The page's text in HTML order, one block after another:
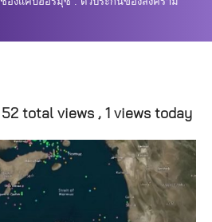
52 total views , 1 views today